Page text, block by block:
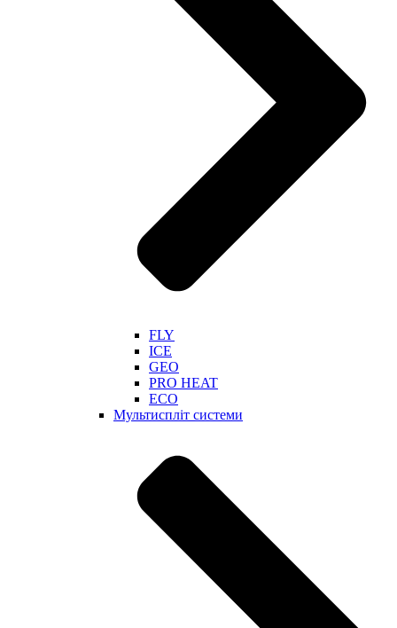
FLY
ICE
GEO
PRO HEAT
ECO
Мультиспліт системи